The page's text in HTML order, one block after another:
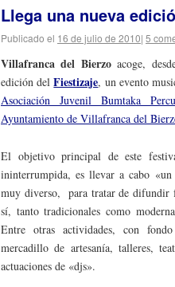
Llega una nueva
Publicado el 16 de julio de 2010| 5
Villafranca del Bierzoacoge,
edición delFiestizaje, un evento
Asociación Juvenil Bumtaka
Ayuntamiento de Villafranca del
El objetivo principal de este
ininterrumpida, es llevar a cabo
muy diverso, para tratar de difundir
sí, tanto tradicionales como
Entre otras actividades, con
mercadillo de artesanía, talleres,
actuaciones de «djs».